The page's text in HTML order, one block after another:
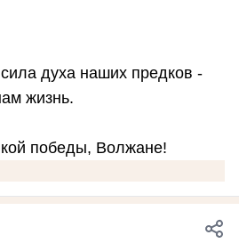
духа наших предков -
жизнь.
победы, Волжане!